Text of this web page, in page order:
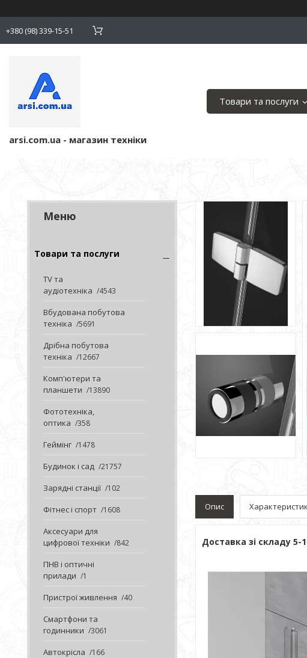
+380 (98) 339-15-51
arsi.com.ua - магазин техніки
Товари та послуги
Товари та послуги
TV та
аудіотехніка
4543
Вбудована побутова
техніка
5691
Дрібна побутова
техніка
12667
Комп'ютери та
планшети
13890
Фототехніка,
оптика
358
Геймінг 1478
Будинок і сад 21757
Зарядні станції 102
Фітнес і спорт 1608
Аксесуари для
цифрової техніки
842
ПНВ і оптичні
прилади
1
Пристрої живлення 40
Смартфони та
годинники
3061
Автокрісла 166
Опис
Доставка зі складу 5-